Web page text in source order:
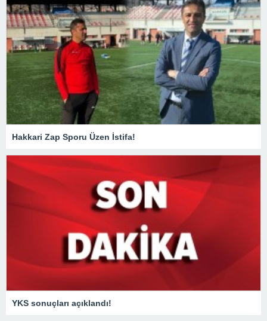
Hakkari Zap Sporu Üzen İstifa!
YKS sonuçları açıklandı!